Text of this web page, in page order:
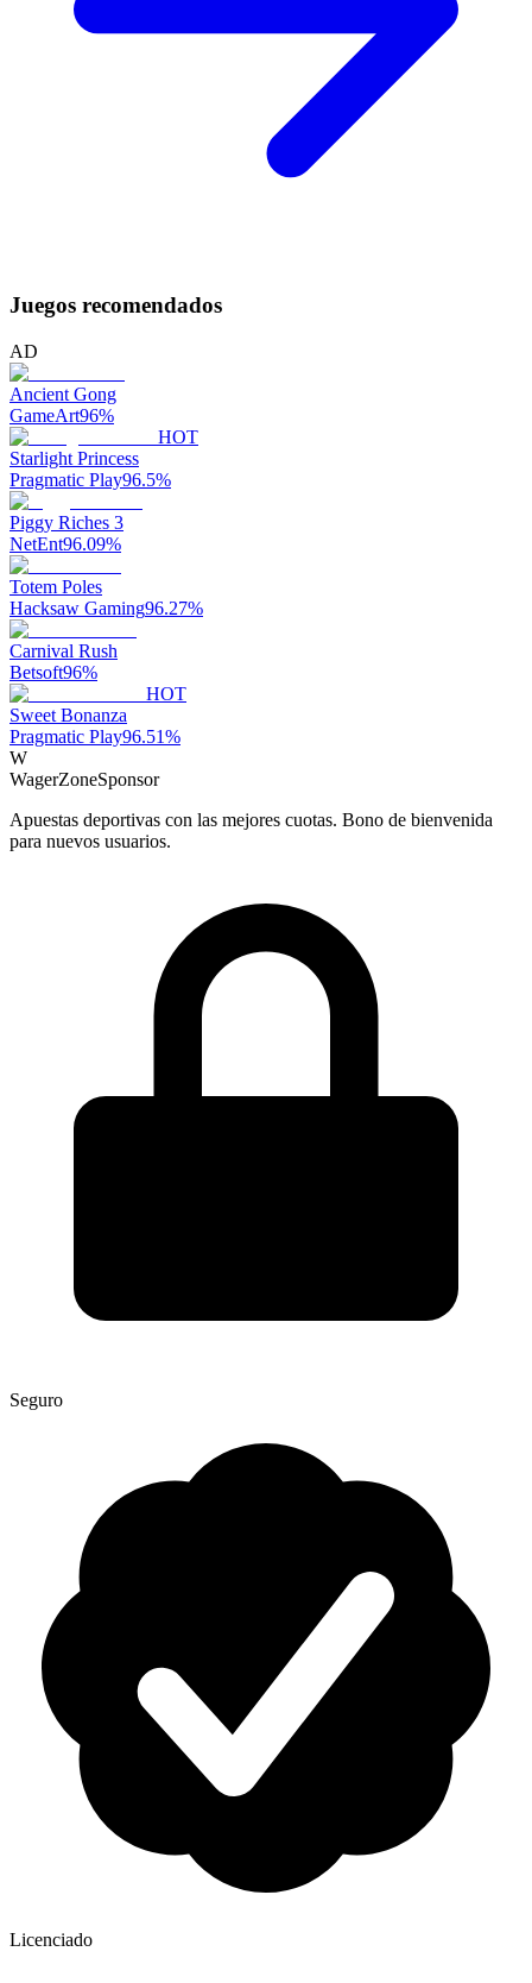
Juegos recomendados
AD
Ancient Gong
GameArt96%
HOT
Starlight Princess
Pragmatic Play96.5%
Piggy Riches 3
NetEnt96.09%
Totem Poles
Hacksaw Gaming96.27%
Carnival Rush
Betsoft96%
HOT
Sweet Bonanza
Pragmatic Play96.51%
W
WagerZoneSponsor
Apuestas deportivas con las mejores cuotas. Bono de bienvenida
para nuevos usuarios.
Seguro
Licenciado